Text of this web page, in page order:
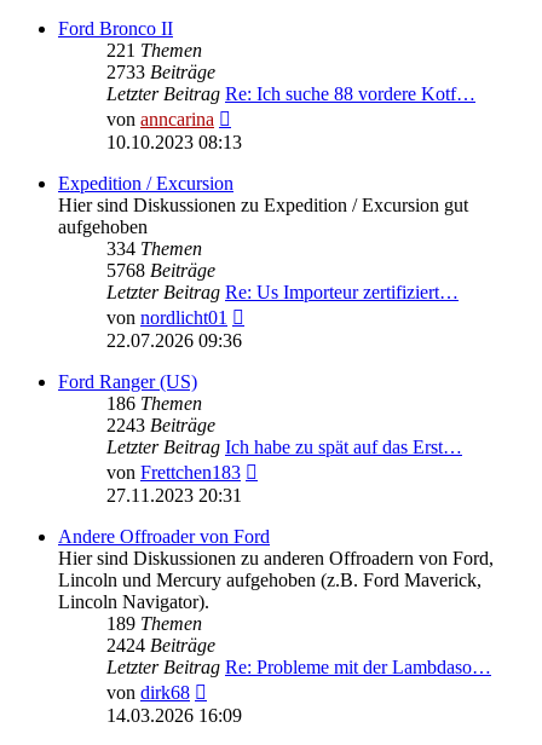
Ford Bronco II
221 Themen
2733 Beiträge
Letzter Beitrag Re: Ich suche 88 vordere Kotf…
von anncarina
Beitrag
10.10.2023 08:13
Expedition / Excursion
Hier sind Diskussionen zu Expedition / Excursion gut
aufgehoben
334 Themen
5768 Beiträge
Letzter Beitrag Re: Us Importeur zertifiziert…
von nordlicht01
22.07.2026 09:36
Ford Ranger (US)
186 Themen
2243 Beiträge
Letzter Beitrag Ich habe zu spät auf das Erst…
von Frettchen183
27.11.2023 20:31
Andere Offroader von Ford
Hier sind Diskussionen zu anderen Offroadern von Ford,
Lincoln und Mercury aufgehoben (z.B. Ford Maverick,
Lincoln Navigator).
189 Themen
2424 Beiträge
Letzter Beitrag Re: Probleme mit der Lambdaso…
von dirk68
Beitrag
14.03.2026 16:09